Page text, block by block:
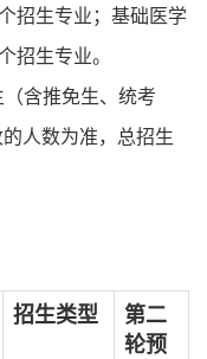
招生专业；基础医学
招生专业。
含推免生、统考
人数为准，总招生
招生类型
第二
轮预